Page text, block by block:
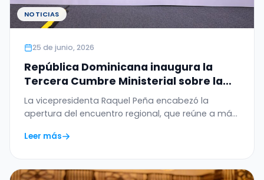
NOTICIAS
25 de junio, 2026
República Dominicana inaugura la
Tercera Cumbre Ministerial sobre la
Ética de la Inteligencia Artificial en
América Latina y el Caribe
La vicepresidenta Raquel Peña encabezó la
apertura del encuentro regional, que reúne a más
Leer más